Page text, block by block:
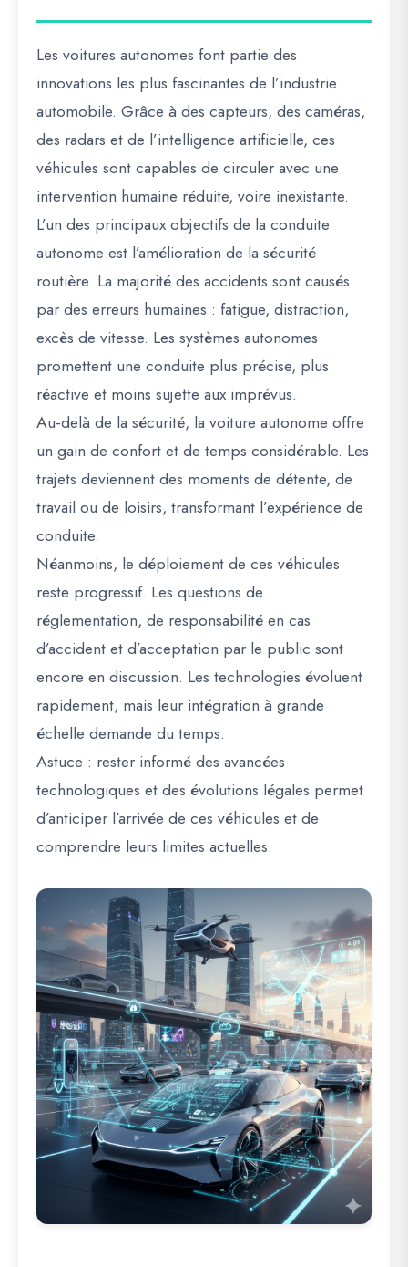
Les voitures autonomes font partie des
innovations les plus fascinantes de l’industrie
automobile. Grâce à des capteurs, des caméras,
des radars et de l’intelligence artificielle, ces
véhicules sont capables de circuler avec une
intervention humaine réduite, voire inexistante.
L’un des principaux objectifs de la conduite
autonome est l’amélioration de la sécurité
routière. La majorité des accidents sont causés
par des erreurs humaines : fatigue, distraction,
excès de vitesse. Les systèmes autonomes
promettent une conduite plus précise, plus
réactive et moins sujette aux imprévus.
Au-delà de la sécurité, la voiture autonome offre
un gain de confort et de temps considérable. Les
trajets deviennent des moments de détente, de
travail ou de loisirs, transformant l’expérience de
conduite.
Néanmoins, le déploiement de ces véhicules
reste progressif. Les questions de
réglementation, de responsabilité en cas
d’accident et d’acceptation par le public sont
encore en discussion. Les technologies évoluent
rapidement, mais leur intégration à grande
échelle demande du temps.
Astuce : rester informé des avancées
technologiques et des évolutions légales permet
d’anticiper l’arrivée de ces véhicules et de
comprendre leurs limites actuelles.